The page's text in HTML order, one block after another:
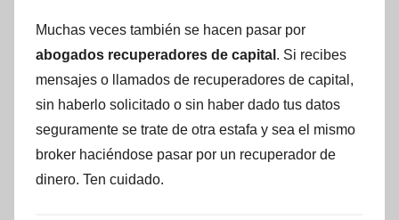
Muchas veces también se hacen pasar por
abogados recuperadores de capital . Si recibes
mensajes o llamados de recuperadores de capital,
sin haberlo solicitado o sin haber dado tus datos
seguramente se trate de otra estafa y sea el mismo
broker haciéndose pasar por un recuperador de
dinero. Ten cuidado.